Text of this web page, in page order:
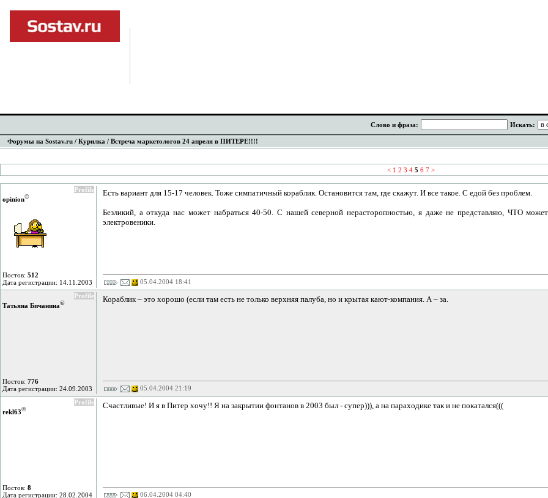
Слово и фраза: Искать:
Форумы на Sostav.ru / Курилка / Встреча маркетологов 24 апреля в ПИТЕРЕ!!!!
< 1 2 3 4 5 6 7 >
Profile
opinion©
Постов: 512
Дата регистрации: 14.11.2003
Есть вариант для 15-17 человек. Тоже симпатичный кораблик. Остановится там, где скажут. И все такое. С едой без проблем.
Безликий, а откуда нас может набраться 40-50. С нашей северной нерасторопностью, я даже не представляю, ЧТО
электровеники.
05.04.2004 18:41
Profile
Татьяна Бичанина©
Постов: 776
Дата регистрации: 24.09.2003
Кораблик – это хорошо (если там есть не только верхняя палуба, но и крытая кают-компания. А – за.
05.04.2004 21:19
Profile
rekl63©
Постов: 8
Дата регистрации: 28.02.2004
Счастливые! И я в Питер хочу!! Я на закрытии фонтанов в 2003 был - супер))), а на параходике так и не покатался(((
06.04.2004 04:40